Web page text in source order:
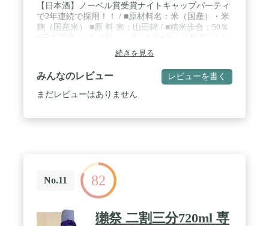
【日本酒】ノーベル賞受賞ナイトキャップパーティ
で2年連続で採用！！ / ■原材料名：米（国産）・米
麹（国産米） ■原 料 米：山田錦 / ■精米歩合：50％
■度 数：15度以上16度未満 ■製 造 元：鹿野酒造
続きを見る
みんなのレビュー レビューを書く
まだレビューはありません
No.11 82
獺祭 二割三分720ml 専